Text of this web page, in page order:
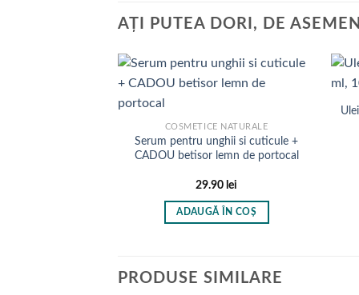
AȚI PUTEA DORI, DE
COSMETICE NATURALE
Serum pentru unghii si cuticule +
CADOU betisor lemn de portocal
29.90 lei
ADAUGĂ ÎN COȘ
PRODUSE SIMILARE